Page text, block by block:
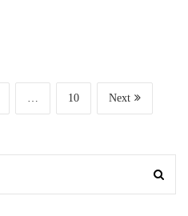
10 Next